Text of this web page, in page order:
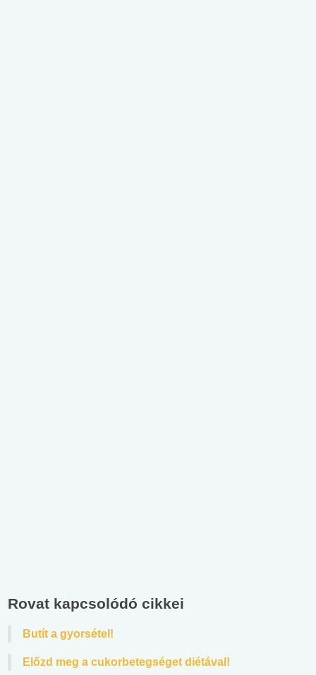
Rovat kapcsolódó cikkei
Butít a gyorsétel!
Előzd meg a cukorbetegséget diétával!